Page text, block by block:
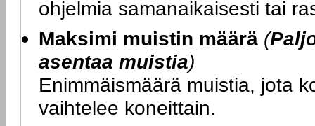
ohjelmia samanaikaisesti tai
Maksimi muistin määrä (
asentaa muistia)
Enimmäismäärä muistia, jota
vaihtelee koneittain.